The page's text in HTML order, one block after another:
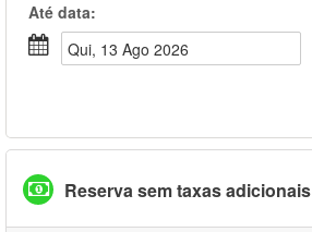
Até data:
Qui, 13 Ago 2026
Reserva sem taxas adicionais